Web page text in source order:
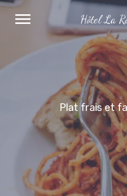
Hôtel La
Plat frais et